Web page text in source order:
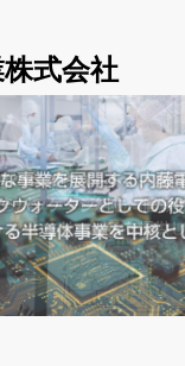
式会社